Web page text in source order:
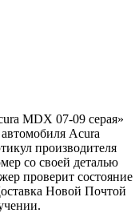
MDX 07-09 серая»
Acura
производителя
со своей деталью
проверит состояние
Новой Почтой